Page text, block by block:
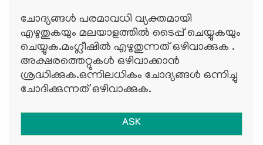
ചോദ്യങ്ങള്‍ പരമാവധി വ്യക്തമായി
എഴുതുകയും മലയാളത്തില്‍ ടൈപ്പ് ചെയ്യുകയും
ചെയ്യുക.മംഗ്ലീഷില്‍ എഴുതുന്നത് ഒഴിവാക്കുക .
അക്ഷരത്തെറ്റുകള്‍ ഒഴിവാക്കാന്‍
ശ്രദ്ധിക്കുക.ഒന്നിലധികം ചോദ്യങ്ങള്‍ ഒന്നിച്ചു
ചോദിക്കുന്നത് ഒഴിവാക്കുക.
ASK